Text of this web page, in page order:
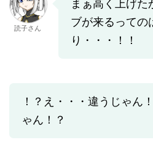
読子さん
まぁ高く上げた
ブが来るっての
り・・・！！
！？え・・・違うじゃん
ゃん！？